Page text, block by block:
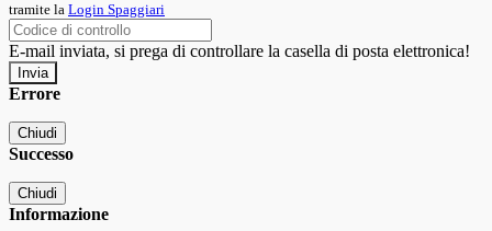
tramite la Login Spaggiari
E-mail inviata, si prega di controllare la casella di posta elettronica!
Errore
Chiudi
Successo
Chiudi
Informazione